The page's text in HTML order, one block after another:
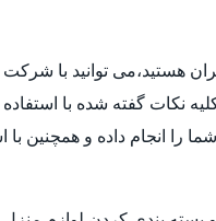
هستید،می توانید با شرکت
نکات گفته شده با